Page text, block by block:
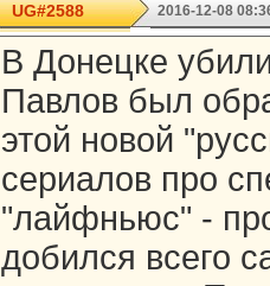
UG#2588 2016-12-08
В Донецке
Павлов был
этой новой
сериалов про
"лайфньюс" -
добился всего